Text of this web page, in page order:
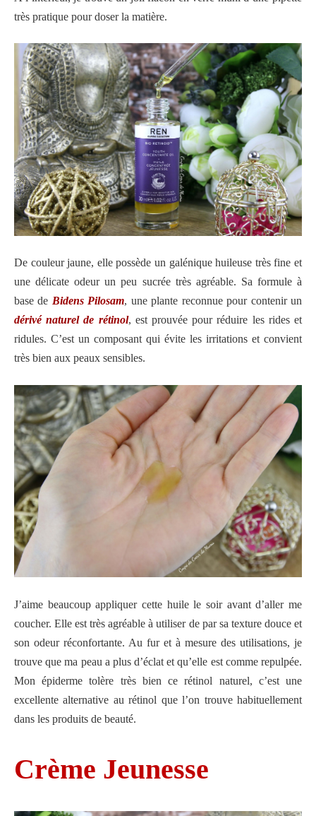
très pratique pour doser la matière.
De couleur jaune, elle possède un galénique huileuse très fine et
une délicate odeur un peu sucrée très agréable. Sa formule à
base de Bidens Pilosam, une plante reconnue pour contenir un
dérivé naturel de rétinol, est prouvée pour réduire les rides et
ridules. C’est un composant qui évite les irritations et convient
très bien aux peaux sensibles.
J’aime beaucoup appliquer cette huile le soir avant d’aller me
coucher. Elle est très agréable à utiliser de par sa texture douce et
son odeur réconfortante. Au fur et à mesure des utilisations, je
trouve que ma peau a plus d’éclat et qu’elle est comme repulpée.
Mon épiderme tolère très bien ce rétinol naturel, c’est une
excellente alternative au rétinol que l’on trouve habituellement
dans les produits de beauté.
Crème Jeunesse